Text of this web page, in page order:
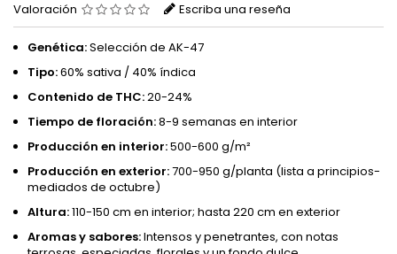
Valoración Escriba una reseña
Genética:Selección de AK-47
Tipo:60% sativa / 40% índica
Contenido de THC:20-24%
Tiempo de floración:8-9 semanas en interior
Producción en interior:500-600 g/m²
Producción en exterior:700-950 g/planta (lista a principios-
mediados de octubre)
Altura:110-150 cm en interior; hasta 220 cm en exterior
Aromas y sabores:Intensos y penetrantes, con notas